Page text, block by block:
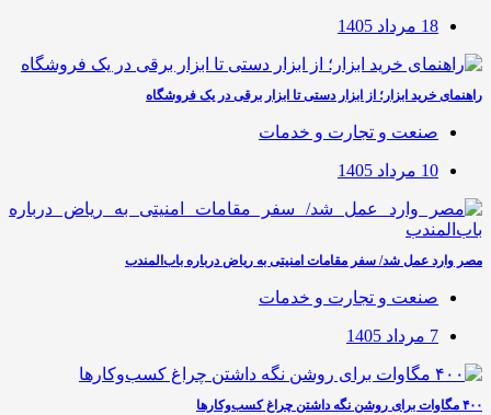
18 مرداد 1405
راهنمای خرید ابزار؛ از ابزار دستی تا ابزار برقی در یک فروشگاه
صنعت و تجارت و خدمات
10 مرداد 1405
مصر وارد عمل شد/ سفر مقامات امنیتی به ریاض درباره باب‌المندب
صنعت و تجارت و خدمات
7 مرداد 1405
۴۰۰ مگاوات برای روشن نگه داشتن چراغ کسب‌وکار‌ها